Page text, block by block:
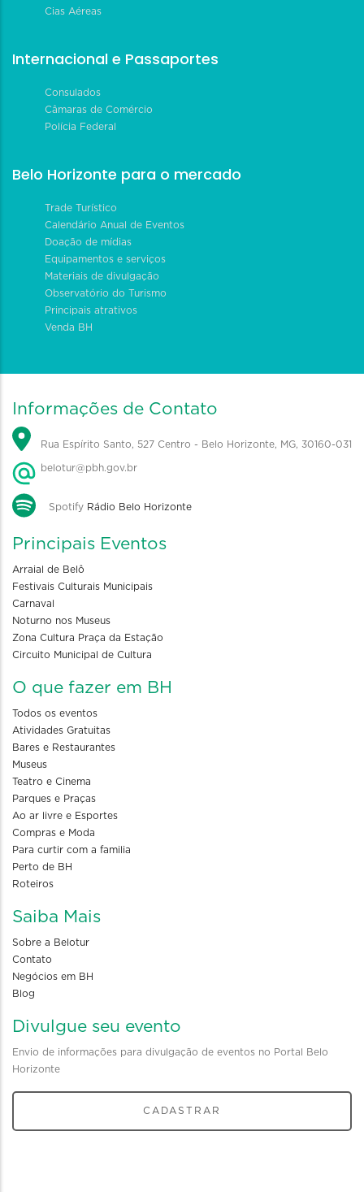
Cias Aéreas
Internacional e Passaportes
Consulados
Câmaras de Comércio
Polícia Federal
Belo Horizonte para o mercado
Trade Turístico
Calendário Anual de Eventos
Doação de mídias
Equipamentos e serviços
Materiais de divulgação
Observatório do Turismo
Principais atrativos
Venda BH
Informações de Contato
Rua Espírito Santo, 527 Centro - Belo Horizonte, MG, 30160-031
belotur@pbh.gov.br
Spotify Rádio Belo Horizonte
Principais Eventos
Arraial de Belô
Festivais Culturais Municipais
Carnaval
Noturno nos Museus
Zona Cultura Praça da Estação
Circuito Municipal de Cultura
O que fazer em BH
Todos os eventos
Atividades Gratuitas
Bares e Restaurantes
Museus
Teatro e Cinema
Parques e Praças
Ao ar livre e Esportes
Compras e Moda
Para curtir com a familia
Perto de BH
Roteiros
Saiba Mais
Sobre a Belotur
Contato
Negócios em BH
Blog
Divulgue seu evento
Envio de informações para divulgação de eventos no Portal Belo
Horizonte
CADASTRAR